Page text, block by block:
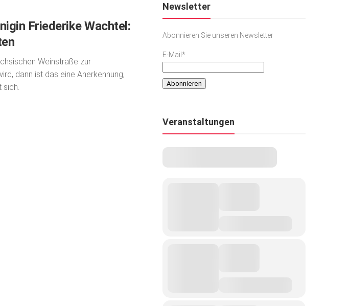
Friederike Wachtel:
Weinstraße zur
dann ist das eine Anerkennung,
sich.
Newsletter
Abonnieren Sie unseren Newsletter
E-Mail*
Veranstaltungen